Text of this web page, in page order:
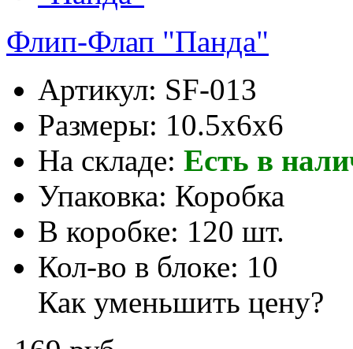
Флип-Флап "Панда"
Артикул: SF-013
Размеры: 10.5x6x6
На складе: Есть в
Упаковка: Коробка
В коробке: 120 шт.
Кол-во в блоке: 10
Как уменьшить цену?